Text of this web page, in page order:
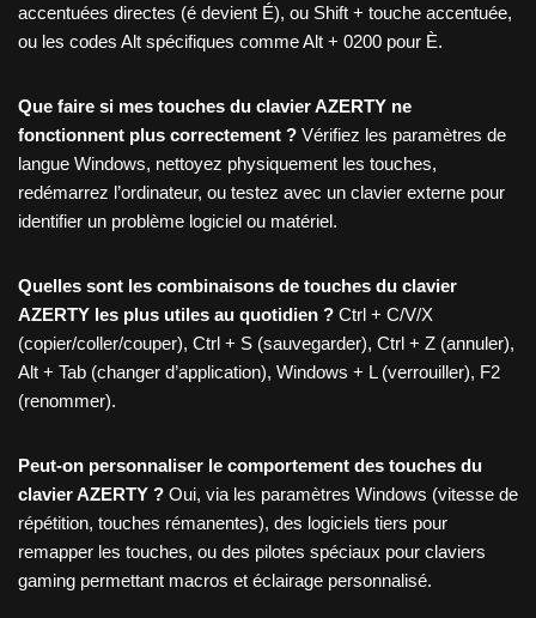
accentuées directes (é devient É), ou Shift + touche accentuée,
ou les codes Alt spécifiques comme Alt + 0200 pour È.
Que faire si mes touches du clavier AZERTY ne
fonctionnent plus correctement ? Vérifiez les paramètres de
langue Windows, nettoyez physiquement les touches,
redémarrez l’ordinateur, ou testez avec un clavier externe pour
identifier un problème logiciel ou matériel.
Quelles sont les combinaisons de touches du clavier
AZERTY les plus utiles au quotidien ? Ctrl + C/V/X
(copier/coller/couper), Ctrl + S (sauvegarder), Ctrl + Z (annuler),
Alt + Tab (changer d’application), Windows + L (verrouiller), F2
(renommer).
Peut-on personnaliser le comportement des touches du
clavier AZERTY ? Oui, via les paramètres Windows (vitesse de
répétition, touches rémanentes), des logiciels tiers pour
remapper les touches, ou des pilotes spéciaux pour claviers
gaming permettant macros et éclairage personnalisé.